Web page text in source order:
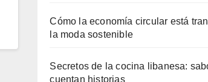
Cómo la economía circular está
la moda sostenible
Secretos de la cocina libanesa:
cuentan historias